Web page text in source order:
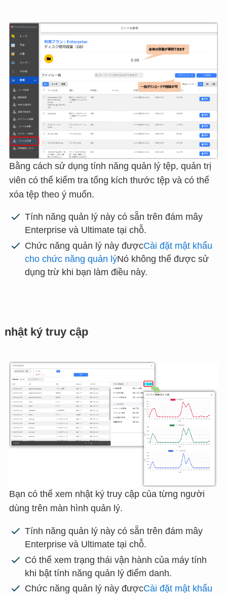
Bằng cách sử dụng tính năng quản lý tệp, quản trị
viên có thể kiểm tra tổng kích thước tệp và có thể
xóa tệp theo ý muốn.
Tính năng quản lý này có sẵn trên đám mây
Enterprise và Ultimate tại chỗ.
Chức năng quản lý này đượcCài đặt mật khẩu
cho chức năng quản lýNó không thể được sử
dụng trừ khi bạn làm điều này.
nhật ký truy cập
Bạn có thể xem nhật ký truy cập của từng người
dùng trên màn hình quản lý.
Tính năng quản lý này có sẵn trên đám mây
Enterprise và Ultimate tại chỗ.
Có thể xem trạng thái vận hành của máy tính
khi bật tính năng quản lý điểm danh.
Chức năng quản lý này đượcCài đặt mật khẩu